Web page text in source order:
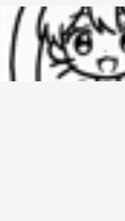
哈基榜
搜索
创建模板